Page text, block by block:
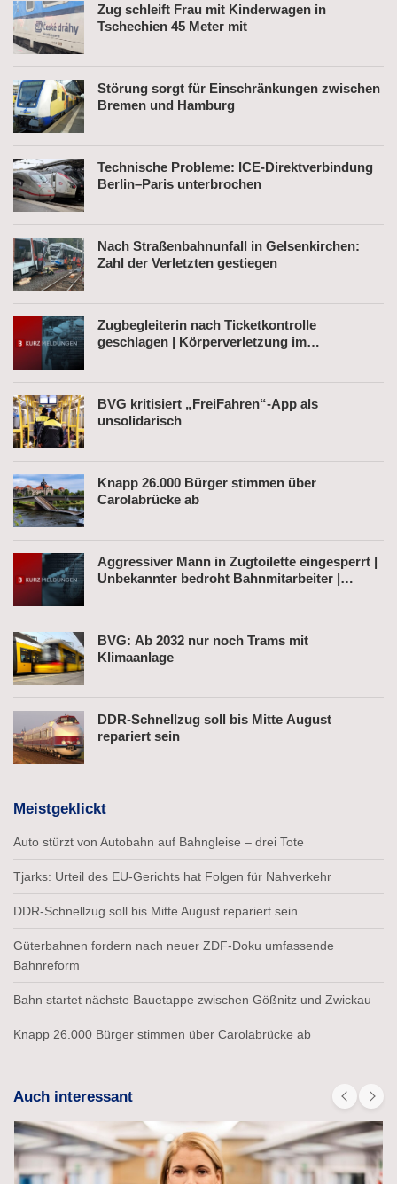
Zug schleift Frau mit Kinderwagen in
Tschechien 45 Meter mit
Störung sorgt für Einschränkungen zwischen
Bremen und Hamburg
Technische Probleme: ICE-Direktverbindung
Berlin–Paris unterbrochen
Nach Straßenbahnunfall in Gelsenkirchen:
Zahl der Verletzten gestiegen
Zugbegleiterin nach Ticketkontrolle
geschlagen | Körperverletzung im
BVG kritisiert „FreiFahren“-App als
unsolidarisch
Knapp 26.000 Bürger stimmen über
Carolabrücke ab
Aggressiver Mann in Zugtoilette eingesperrt |
Unbekannter bedroht Bahnmitarbeiter |
BVG: Ab 2032 nur noch Trams mit
Klimaanlage
DDR-Schnellzug soll bis Mitte August
repariert sein
Meistgeklickt
Auto stürzt von Autobahn auf Bahngleise – drei Tote
Tjarks: Urteil des EU-Gerichts hat Folgen für Nahverkehr
DDR-Schnellzug soll bis Mitte August repariert sein
Güterbahnen fordern nach neuer ZDF-Doku umfassende
Bahnreform
Bahn startet nächste Bauetappe zwischen Gößnitz und Zwickau
Knapp 26.000 Bürger stimmen über Carolabrücke ab
Auch interessant